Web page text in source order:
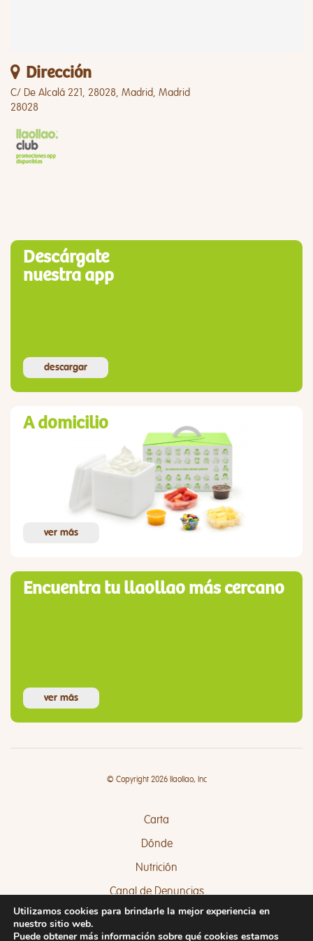
Dirección
C/ De Alcalá 221, 28028, Madrid, Madrid
28028
Descárgate
nuestra app
descargar
A domicilio
ver más
Encuentra tu llaollao más cercano
ver más
© Copyright 2026 llaollao, Inc
Carta
Dónde
Nutrición
Canal de Denuncias
Quejas y Sugerencias
Utilizamos cookies para brindarle la mejor experiencia en
nuestro sitio web.
Puede obtener más información sobre qué cookies estamos